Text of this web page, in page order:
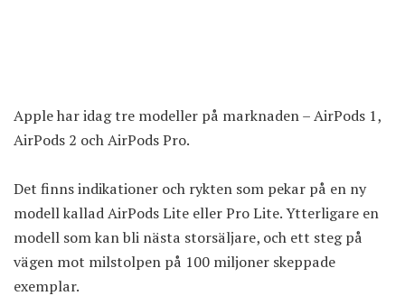
Apple har idag tre modeller på marknaden – AirPods 1,
AirPods 2 och AirPods Pro.
Det finns indikationer och rykten som pekar på en ny
modell kallad AirPods Lite eller Pro Lite. Ytterligare en
modell som kan bli nästa storsäljare, och ett steg på
vägen mot milstolpen på 100 miljoner skeppade
exemplar.